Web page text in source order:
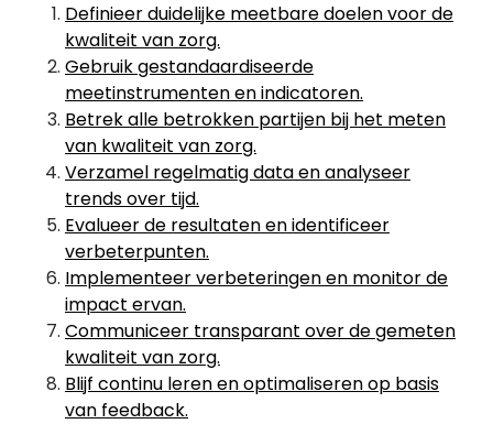
Definieer duidelijke meetbare doelen voor de
kwaliteit van zorg.
Gebruik gestandaardiseerde
meetinstrumenten en indicatoren.
Betrek alle betrokken partijen bij het meten
van kwaliteit van zorg.
Verzamel regelmatig data en analyseer
trends over tijd.
Evalueer de resultaten en identificeer
verbeterpunten.
Implementeer verbeteringen en monitor de
impact ervan.
Communiceer transparant over de gemeten
kwaliteit van zorg.
Blijf continu leren en optimaliseren op basis
van feedback.